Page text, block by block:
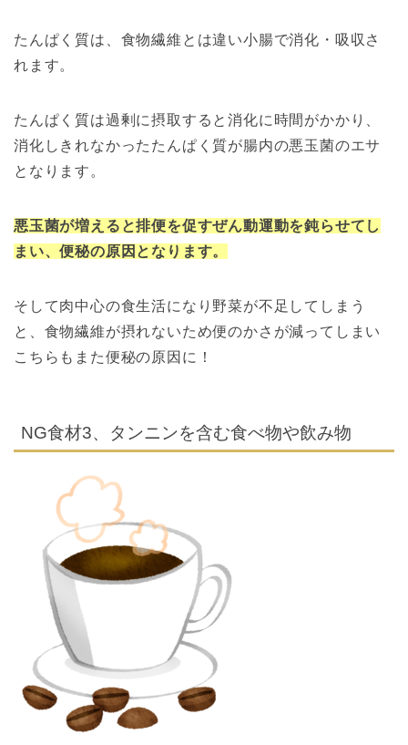
たんぱく質は、食物繊維とは違い小腸で消化・吸収さ
れます。
たんぱく質は過剰に摂取すると消化に時間がかかり、
消化しきれなかったたんぱく質が腸内の悪玉菌のエサ
となります。
悪玉菌が増えると排便を促すぜん動運動を鈍らせてし
まい、便秘の原因となります。
そして肉中心の食生活になり野菜が不足してしまう
と、食物繊維が摂れないため便のかさが減ってしまい
こちらもまた便秘の原因に！
NG食材3、タンニンを含む食べ物や飲み物